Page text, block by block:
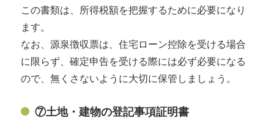
この書類は、所得税額を把握するために必要になり
ます。
なお、源泉徴収票は、住宅ローン控除を受ける場合
に限らず、確定申告を受ける際には必ず必要になる
ので、無くさないように大切に保管しましょう。
⑦土地・建物の登記事項証明書